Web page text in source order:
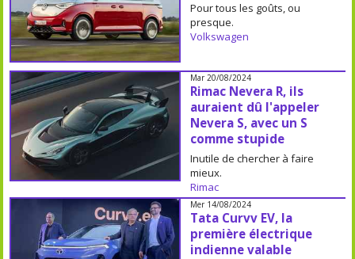
Pour tous les goûts, ou
presque.
Volkswagen
Mar 20/08/2024
Rimac Nevera R, ils
auraient dû l'appeler
Nevera S, avec un S
comme stupide
Inutile de chercher à faire
mieux.
Rimac
Mer 14/08/2024
Tata Curvv EV, la
première électrique
indienne valable